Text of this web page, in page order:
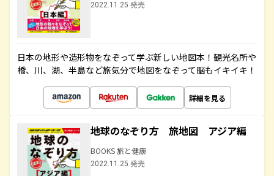
2022.11.25 発売
日本の地形や造形物をなぞって学ぶ新しい地図本！観光名所や
橋、川、湖、半島など旅気分で地図をなぞって脳もイキイキ！
詳細を見る
地球のなぞり方 旅地図 アジア編
BOOKS 旅と健康
2022.11.25 発売